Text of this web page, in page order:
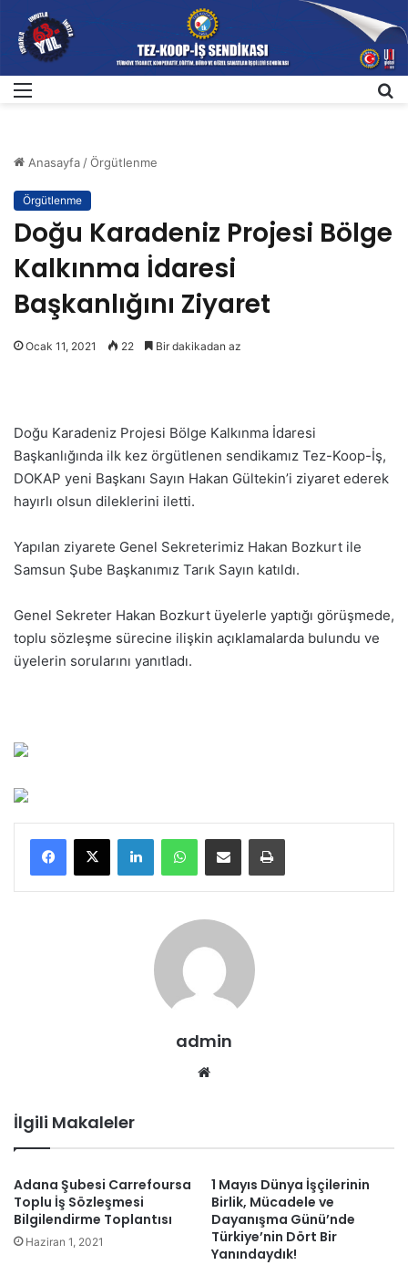
Anasayfa/Örgütlenme
Örgütlenme
Doğu Karadeniz Projesi Bölge
Kalkınma İdaresi
Başkanlığını Ziyaret
Ocak 11, 2021 22 Bir dakikadan az
Doğu Karadeniz Projesi Bölge Kalkınma İdaresi
Başkanlığında ilk kez örgütlenen sendikamız Tez-Koop-İş,
DOKAP yeni Başkanı Sayın Hakan Gültekin’i ziyaret ederek
hayırlı olsun dileklerini iletti.
Yapılan ziyarete Genel Sekreterimiz Hakan Bozkurt ile
Samsun Şube Başkanımız Tarık Sayın katıldı.
Genel Sekreter Hakan Bozkurt üyelerle yaptığı görüşmede,
toplu sözleşme sürecine ilişkin açıklamalarda bulundu ve
üyelerin sorularını yanıtladı.
admin
İlgili Makaleler
Adana Şubesi Carrefoursa
Toplu İş Sözleşmesi
Bilgilendirme Toplantısı
Haziran 1, 2021
1 Mayıs Dünya İşçilerinin
Birlik, Mücadele ve
Dayanışma Günü’nde
Türkiye’nin Dört Bir
Yanındaydık!